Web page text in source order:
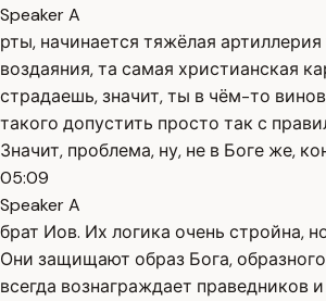
Speaker A
рты, начинается тяжёлая артиллерия
воздаяния, та самая христианская
страдаешь, значит, ты в чём-то
такого допустить просто так с
Значит, проблема, ну, не в Боге же,
05:09
Speaker A
брат Иов. Их логика очень стройна,
Они защищают образ Бога,
всегда вознаграждает праведников и